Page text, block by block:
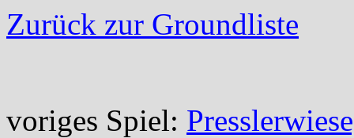
Zurück zur Groundliste
voriges Spiel: